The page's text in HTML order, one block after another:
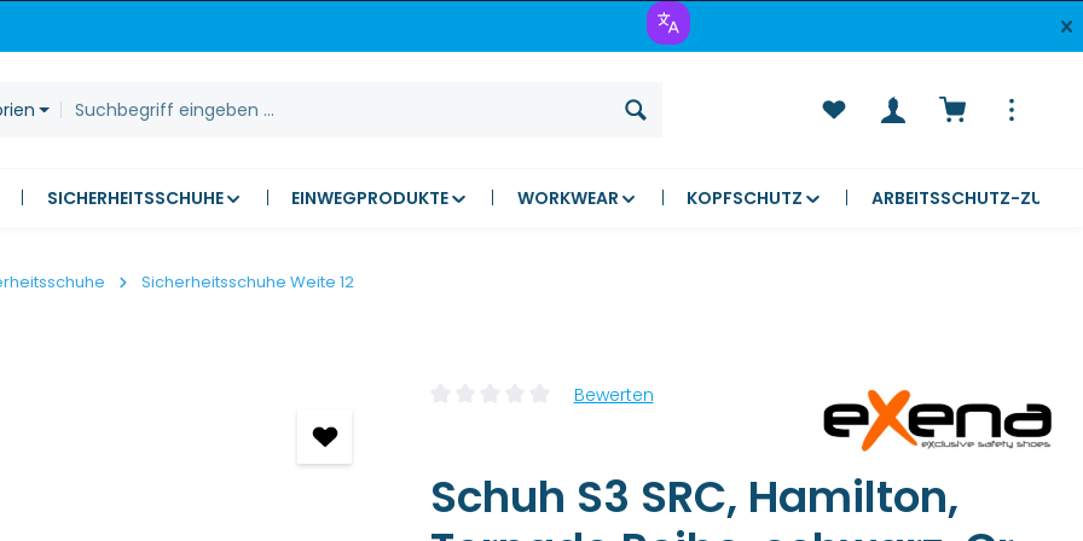
Warenkorb
SICHERHEITSSCHUHE EINWEGPRODUKTE WORKWEAR KOPFSCHUTZ ARBEITSSCHUTZ-
Sicherheitsschuhe Weite 12
Durchschnittliche Bewertung von 0 von 5 Sternen
Bewerten
Schuh S3 SRC, Hamilton,